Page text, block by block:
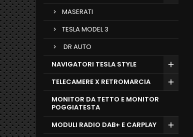
MASERATI
TESLA MODEL 3
DR AUTO
NAVIGATORI TESLA STYLE
TELECAMERE X RETROMARCIA
MONITOR DA TETTO E MONITOR
POGGIATESTA
MODULI RADIO DAB+ E CARPLAY